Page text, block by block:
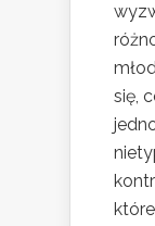
się,